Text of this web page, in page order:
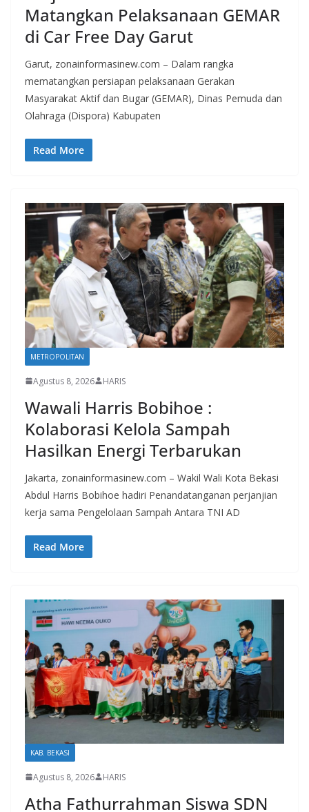
Matangkan Pelaksanaan GEMAR
di Car Free Day Garut
Garut, zonainformasinew.com – Dalam rangka
mematangkan persiapan pelaksanaan Gerakan
Masyarakat Aktif dan Bugar (GEMAR), Dinas Pemuda dan
Olahraga (Dispora) Kabupaten
Read More
METROPOLITAN
Agustus 8, 2026 HARIS
Wawali Harris Bobihoe :
Kolaborasi Kelola Sampah
Hasilkan Energi Terbarukan
Jakarta, zonainformasinew.com – Wakil Wali Kota Bekasi
Abdul Harris Bobihoe hadiri Penandatanganan perjanjian
kerja sama Pengelolaan Sampah Antara TNI AD
Read More
KAB. BEKASI
Agustus 8, 2026 HARIS
Atha Fathurrahman Siswa SDN